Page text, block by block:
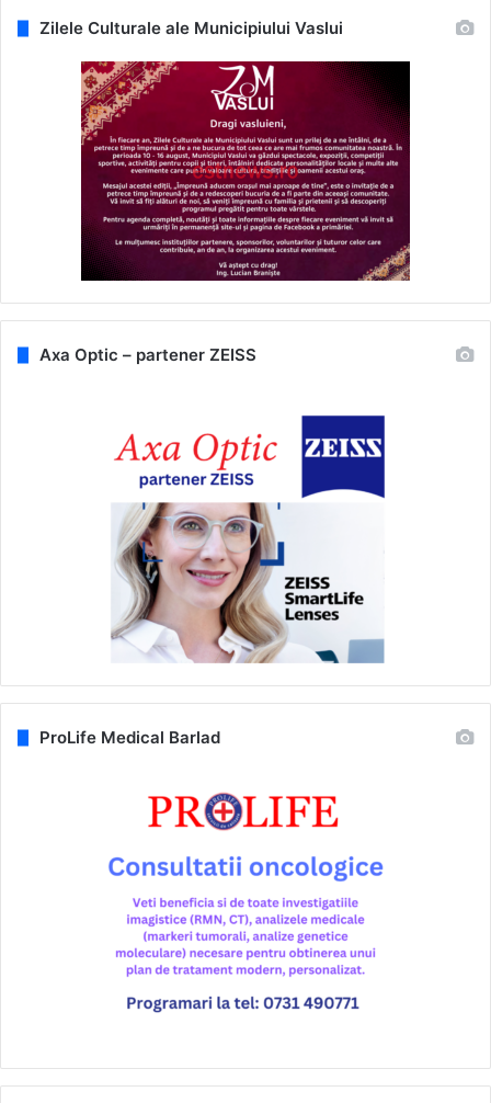
Zilele Culturale ale Municipiului Vaslui
Axa Optic – partener ZEISS
ProLife Medical Barlad